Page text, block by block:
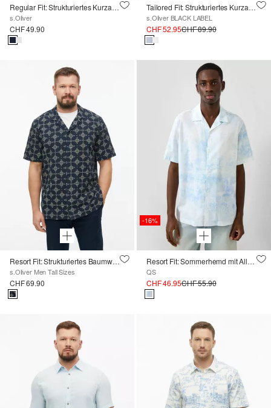
Regular Fit: Strukturiertes Kurzarmhemd mit Brusttaschen
s.Oliver
CHF 49.90
Tailored Fit: Strukturiertes Kurzarm-Hemd aus Baumwollstretch
s.Oliver BLACK LABEL
CHF 52.95CHF 89.90
Resort Fit: Strukturiertes Baumwollhemd mit All-over-Print
s.Oliver Men Tall Sizes
CHF 69.90
-16%
Resort Fit: Sommerhemd mit All-over-Print
QS
CHF 46.95CHF 55.90